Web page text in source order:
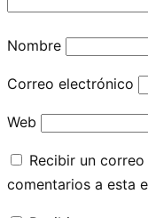
Nombre
Correo electrónico
Web
Recibir un
comentarios a esta